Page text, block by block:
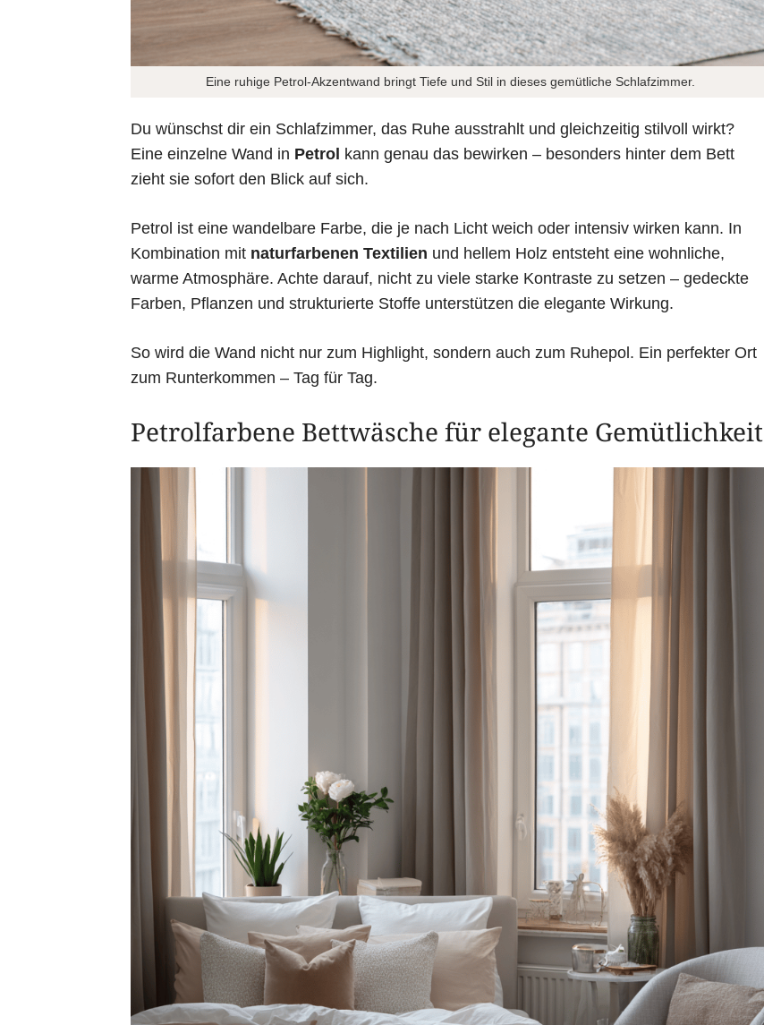
Eine ruhige Petrol-Akzentwand bringt Tiefe und Stil in dieses gemütliche Schlafzimmer.
Du wünschst dir ein Schlafzimmer, das Ruhe ausstrahlt und gleichzeitig stilvoll wirkt?
Eine einzelne Wand in Petrol kann genau das bewirken – besonders hinter dem Bett
zieht sie sofort den Blick auf sich.
Petrol ist eine wandelbare Farbe, die je nach Licht weich oder intensiv wirken kann. In
Kombination mit naturfarbenen Textilien und hellem Holz entsteht eine wohnliche,
warme Atmosphäre. Achte darauf, nicht zu viele starke Kontraste zu setzen – gedeckte
Farben, Pflanzen und strukturierte Stoffe unterstützen die elegante Wirkung.
So wird die Wand nicht nur zum Highlight, sondern auch zum Ruhepol. Ein perfekter Ort
zum Runterkommen – Tag für Tag.
Petrolfarbene Bettwäsche für elegante Gemütlichkeit